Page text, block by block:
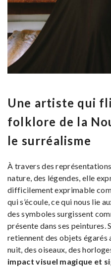
Une artiste qui
folklore de la
le surréalisme
À travers des
nature, des légendes, elle
difficilement exprimable
qui s’écoule, ce qui nous lie
des symboles surgissent
présente dans ses peintures.
retiennent des objets égarés
nuit, des oiseaux, des
impact visuel magique et